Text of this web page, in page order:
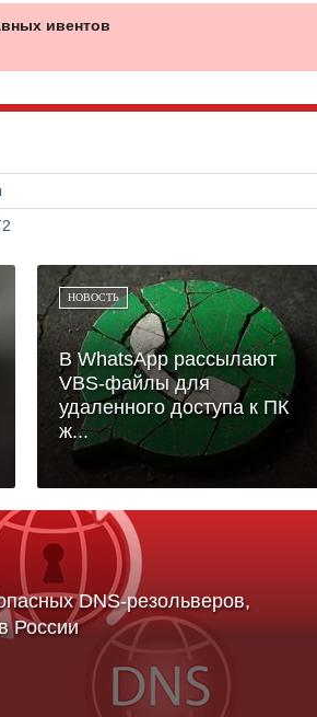
ивентов
НОВОСТЬ
В WhatsApp рассылают
VBS-файлы для
удаленного доступа к ПК
ж...
DNS-резольверов,
России